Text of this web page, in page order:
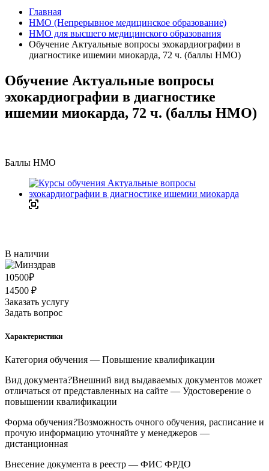
Главная
НМО (Непрерывное медицинское образование)
НМО для высшего медицинского образования
Обучение Актуальные вопросы эхокардиографии в
диагностике ишемии миокарда, 72 ч. (баллы НМО)
Обучение Актуальные вопросы
эхокардиографии в диагностике
ишемии миокарда, 72 ч. (баллы НМО)
В наличии
10500₽
14500 ₽
Заказать услугу
Задать вопрос
Характеристики
Категория обучения — Повышение квалификации
Вид документа?Внешний вид выдаваемых документов может
отличаться от представленных на сайте — Удостоверение о
повышении квалификации
Форма обучения?Возможность очного обучения, расписание и
прочую информацию уточняйте у менеджеров —
дистанционная
Внесение документа в реестр — ФИС ФРДО
Баллы НМО